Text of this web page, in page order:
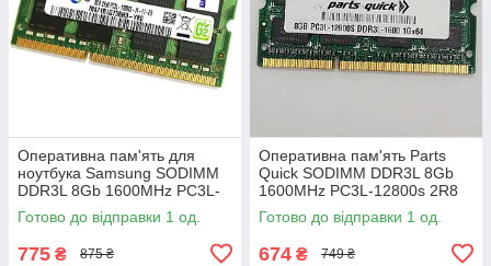
Оперативна пам'ять для
ноутбука Samsung SODIMM
DDR3L 8Gb 1600MHz PC3L-
12800s CL11
(M471B1G73BH0-YK0) Б/В
Готово до відправки 1 од.
775 ₴ 875 ₴
Оперативна пам'ять Parts
Quick SODIMM DDR3L 8Gb
1600MHz PC3L-12800s 2R8
CL11 1Gx64 Б/В
Готово до відправки 1 од.
674 ₴ 749 ₴